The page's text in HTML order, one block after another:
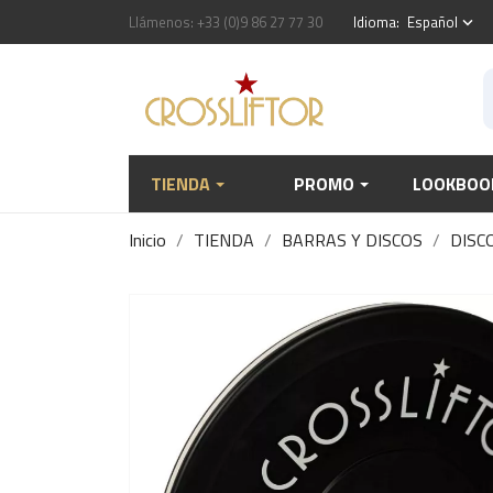
Llámenos: +33 (0)9 86 27 77 30 Idioma: Español keyboard_arrow_down
TIENDA PROMO
Inicio TIENDA BARRAS Y DISCOS